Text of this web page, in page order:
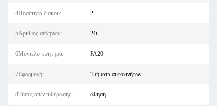
4Ποσότητα δίσκου: 2
5Αριθμός σπλήνων: 24t
6Μοντέλο κινητήρα: FA20
7Εφαρμογή: Τμήματα αυτοκινήτων
8Τύπος απελευθέρωσης: ώθηση